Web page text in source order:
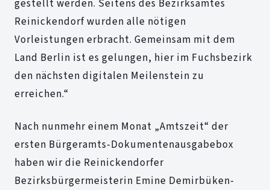
gestellt werden. Seitens des Bezirksamtes
Reinickendorf wurden alle nötigen
Vorleistungen erbracht. Gemeinsam mit dem
Land Berlin ist es gelungen, hier im Fuchsbezirk
den nächsten digitalen Meilenstein zu
erreichen.“
Nach nunmehr einem Monat „Amtszeit“ der
ersten Bürgeramts-Dokumentenausgabebox
haben wir die Reinickendorfer
Bezirksbürgermeisterin Emine Demirbüken-